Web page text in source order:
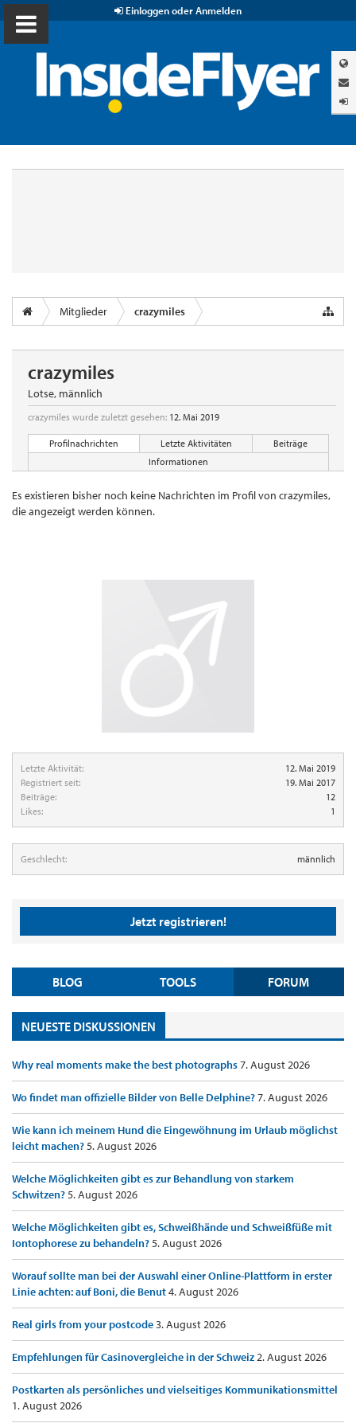
Einloggen oder Anmelden
Mitglieder crazymiles
Letzte Aktivität:
12. Mai 2019
Registriert seit:
19. Mai 2017
Beiträge:
12
Likes:
1
Geschlecht: männlich
crazymiles
Lotse, männlich
crazymiles wurde zuletzt gesehen: 12. Mai 2019
Profilnachrichten Letzte Aktivitäten
Beiträge
Informationen
Es existieren bisher noch keine Nachrichten im Profil von crazymiles,
die angezeigt werden können.
Jetzt registrieren!
BLOG TOOLS FORUM
NEUESTE DISKUSSIONEN
Why real moments make the best photographs7. August 2026
Wo findet man offizielle Bilder von Belle Delphine?7. August 2026
Wie kann ich meinem Hund die Eingewöhnung im Urlaub möglichst
leicht machen?5. August 2026
Welche Möglichkeiten gibt es zur Behandlung von starkem
Schwitzen?5. August 2026
Welche Möglichkeiten gibt es, Schweißhände und Schweißfüße mit
Iontophorese zu behandeln?5. August 2026
Worauf sollte man bei der Auswahl einer Online-Plattform in erster
Linie achten: auf Boni, die Benut4. August 2026
Real girls from your postcode3. August 2026
Empfehlungen für Casinovergleiche in der Schweiz2. August 2026
Postkarten als persönliches und vielseitiges Kommunikationsmittel
1. August 2026